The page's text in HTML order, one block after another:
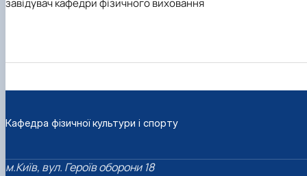
Кафедра фізичної культури і спорту
м.Київ, вул. Героїв оборони 18